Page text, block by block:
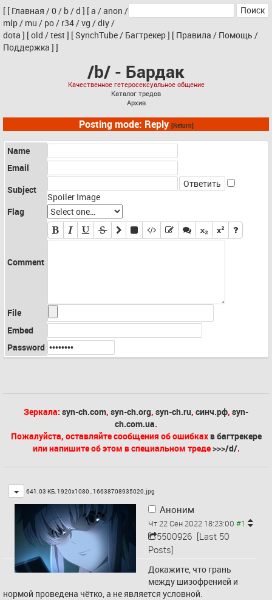
[ [ Главная /0 / b/d ] [a /anon /
mlp/ mu / po/ r34/vg /diy/
dota ] [old /test] [SynchTube/ Багтрекер] [ Правила / Помощь /
Поддержка ] ]
/b/ - Бардак
Качественное гетеросексуальное общение
Каталог тредов
Архив
Posting mode: Reply [Return]
Name
Email
Subject
Spoiler Image
Flag
Comment
File
Embed
Password
Зеркала: syn-ch.com, syn-ch.org, syn-ch.ru, синч.рф, syn-
ch.com.ua.
Пожалуйста, оставляйте сообщения об ошибках в багтрекере
или напишите об этом в специальном треде>>>/d/.
Toggle
641.03 КБ, 1920x1080 , 16638708935020.jpg
Аноним
Чт 22 Сен 2022 18:23:00
5500926 [Last 50
Posts]
Докажите, что грань
между шизофренией и
нормой проведена чётко, а не является условной.